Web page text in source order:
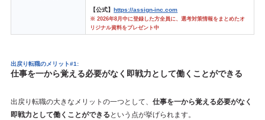
【公式】https://assign-inc.com
※ 2026年8月中に登録した方全員に、選考対策情報をまとめたオ
リジナル資料をプレゼント中
出戻り転職のメリット#1:
仕事を一から覚える必要がなく即戦力として働くことができる
出戻り転職の大きなメリットの一つとして、 仕事を一から覚える必要がなく
即戦力として働くことができる という点が挙げられます。